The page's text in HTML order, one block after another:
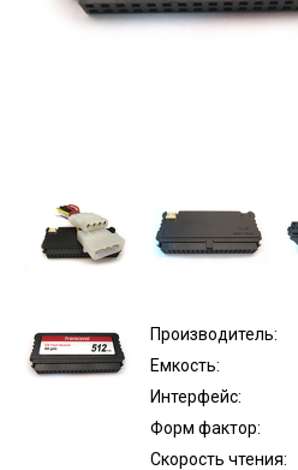
Производитель:
Емкость:
Интерфейс:
Форм фактор:
Скорость чтения: